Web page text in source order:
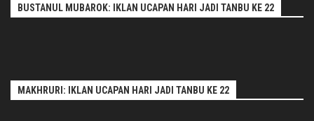
BUSTANUL MUBAROK: IKLAN UCAPAN HARI JADI TANBU KE 22
MAKHRURI: IKLAN UCAPAN HARI JADI TANBU KE 22